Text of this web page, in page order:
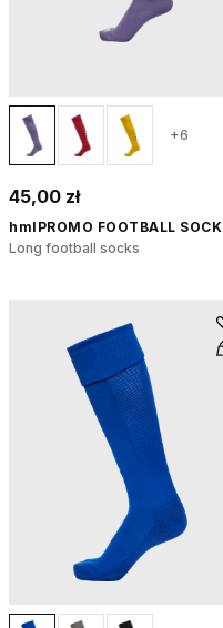
+6
45,00 zł
hmlPROMO FOOTBALL SOCK
Long football socks